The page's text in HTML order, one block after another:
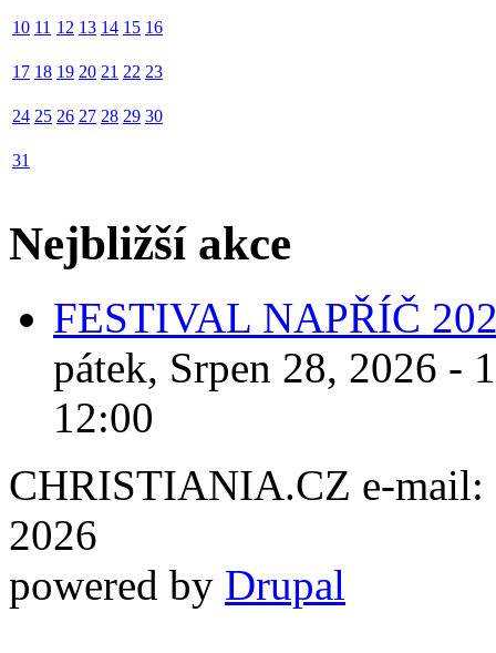
10 11 12 13 14 15 16
17 18 19 20 21 22 23
24 25 26 27 28 29 30
31
Nejbližší akce
FESTIVAL NAPŘÍČ
pátek, Srpen 28, 2026 -
12:00
CHRISTIANIA.CZ e-mail:
2026
powered by Drupal